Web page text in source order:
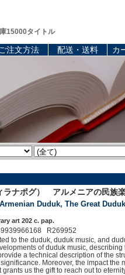
15000タイトル
ご注文方法 配送・送料 カ
ラナポグ） アルメニアの民族
Duduk, The Great
art 202 c. pap.
R269952
to the duduk, duduk music, and
of duduk music,
a technical description of the
Moreover, the impact the
grants us the gift to reach out to